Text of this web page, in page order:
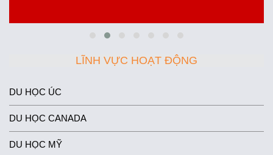
LĨNH VỰC HOẠT ĐỘNG
DU HỌC ÚC
DU HỌC CANADA
DU HỌC MỸ